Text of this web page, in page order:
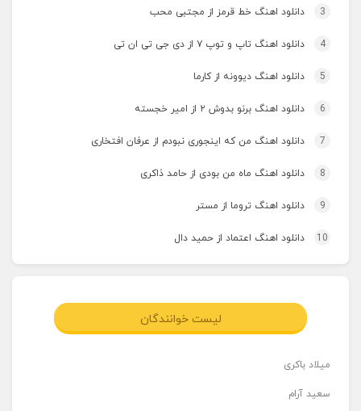
3 دانلود اهنگ خط قرمز از مجتبی محب
4 دانلود اهنگ تاپ و توپ ۷ از دی جی تی ان تی
5 دانلود اهنگ دیوونه از کارما
6 دانلود اهنگ برنو بدوش ۲ از امیر خجسته
7 دانلود اهنگ من که اینجوری نبودم از عرفان افتخاری
8 دانلود اهنگ ماه من بودی از حامد ذاکری
9 دانلود اهنگ تروما از مستر
10 دانلود اهنگ اعتماد از حمید دال
لیست خوانندگان
میلاد باکری
سعید آرام